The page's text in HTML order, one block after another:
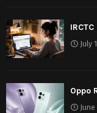
IRCTC
July
Oppo